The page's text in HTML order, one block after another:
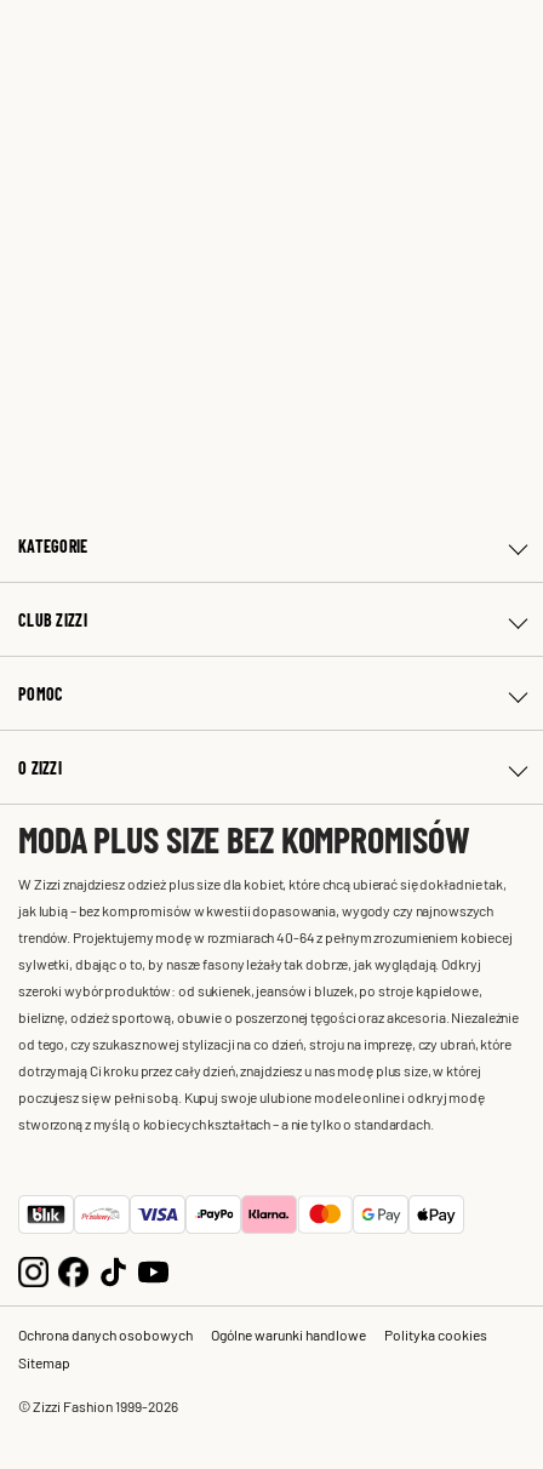
KATEGORIE
CLUB ZIZZI
POMOC
O ZIZZI
MODA PLUS SIZE BEZ KOMPROMISÓW
W Zizzi znajdziesz odzież plus size dla kobiet, które chcą ubierać się dokładnie tak,
jak lubią – bez kompromisów w kwestii dopasowania, wygody czy najnowszych
trendów. Projektujemy modę w rozmiarach 40-64 z pełnym zrozumieniem kobiecej
sylwetki, dbając o to, by nasze fasony leżały tak dobrze, jak wyglądają. Odkryj
szeroki wybór produktów: od sukienek, jeansów i bluzek, po stroje kąpielowe,
bieliznę, odzież sportową, obuwie o poszerzonej tęgości oraz akcesoria. Niezależnie
od tego, czy szukasz nowej stylizacji na co dzień, stroju na imprezę, czy ubrań, które
dotrzymają Ci kroku przez cały dzień, znajdziesz u nas modę plus size, w której
poczujesz się w pełni sobą. Kupuj swoje ulubione modele online i odkryj modę
stworzoną z myślą o kobiecych kształtach – a nie tylko o standardach.
Ochrona danych osobowych Ogólne warunki handlowe
Polityka cookies
Sitemap
© Zizzi Fashion 1999-2026